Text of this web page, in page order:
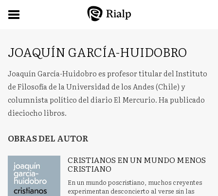
JOAQUÍN GARCÍA-HUIDOBRO
Joaquín García-Huidobro es profesor titular del Instituto
de Filosofía de la Universidad de los Andes (Chile) y
columnista político del diario El Mercurio. Ha publicado
dieciocho libros.
OBRAS DEL AUTOR
CRISTIANOS EN UN MUNDO MENOS
CRISTIANO
En un mundo poscristiano, muchos creyentes
experimentan desconcierto al verse sin las